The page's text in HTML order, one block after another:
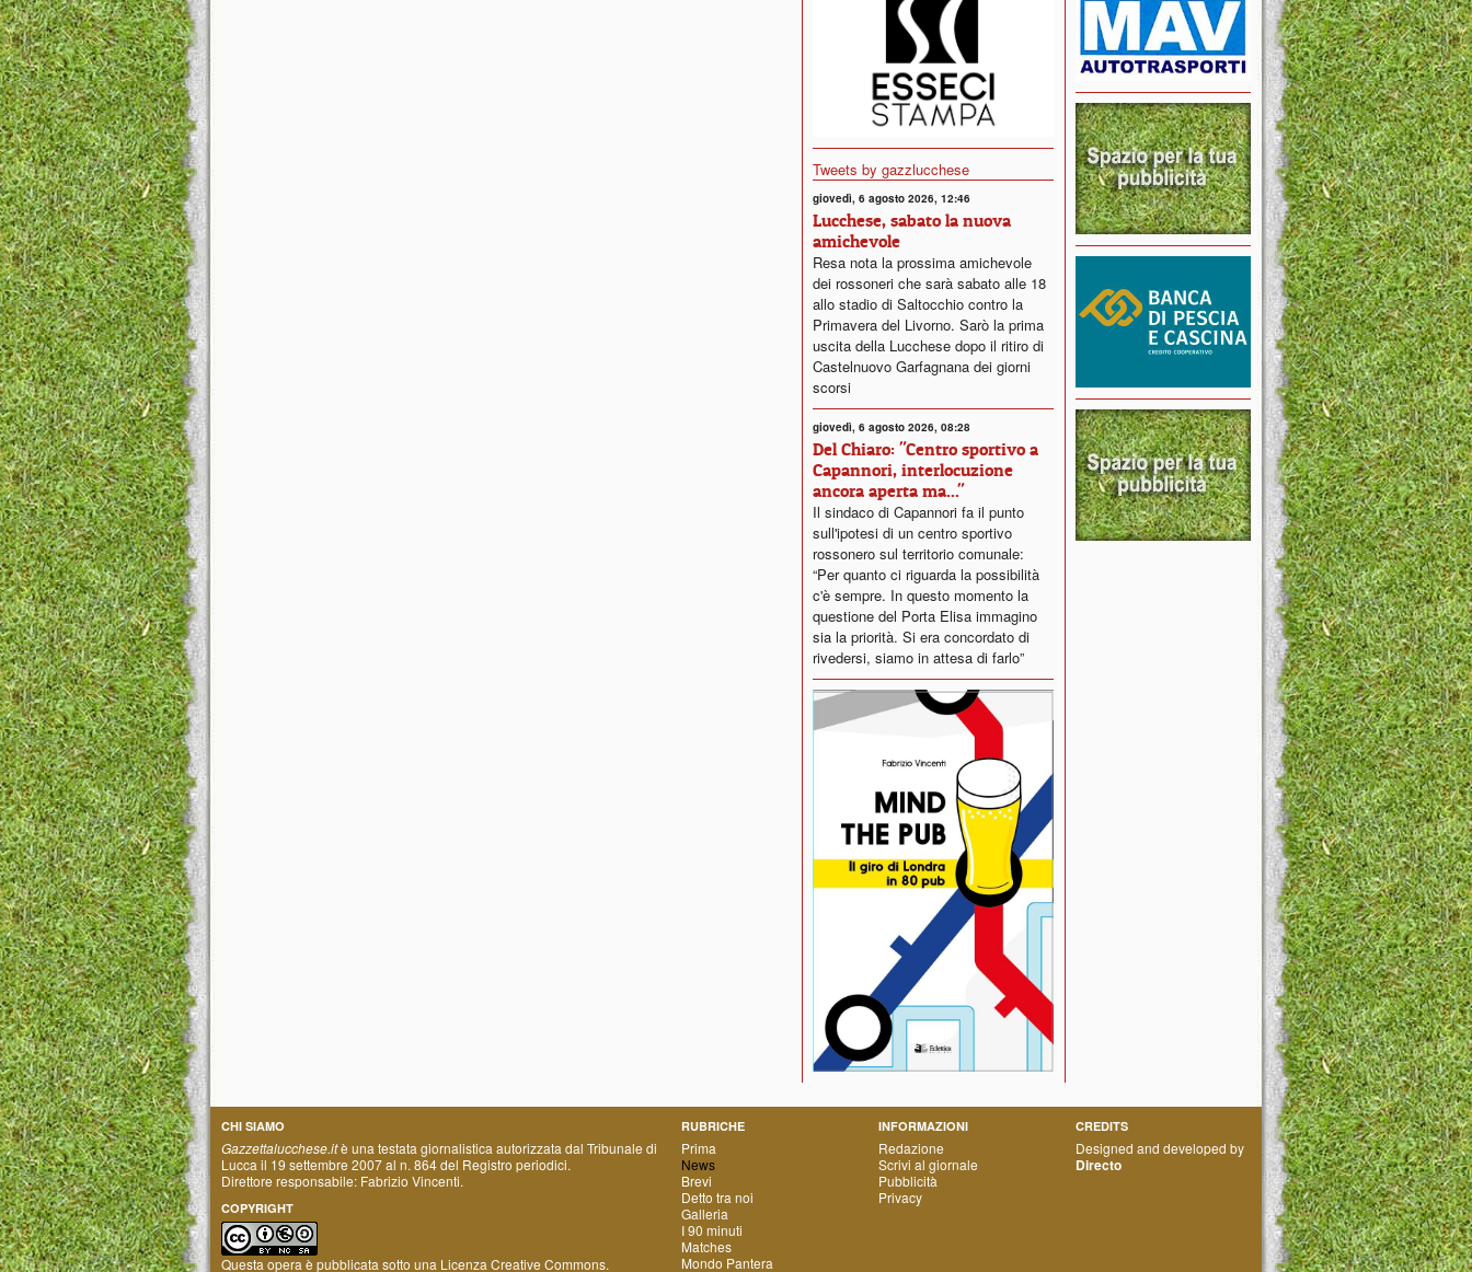
Tweets by gazzlucchese
giovedì, 6 agosto 2026, 12:46
Lucchese, sabato la nuova
amichevole
Resa nota la prossima amichevole
dei rossoneri che sarà sabato alle 18
allo stadio di Saltocchio contro la
Primavera del Livorno. Sarò la prima
uscita della Lucchese dopo il ritiro di
Castelnuovo Garfagnana dei giorni
scorsi
giovedì, 6 agosto 2026, 08:28
Del Chiaro: "Centro sportivo a
Capannori, interlocuzione
ancora aperta ma..."
Il sindaco di Capannori fa il punto
sull'ipotesi di un centro sportivo
rossonero sul territorio comunale:
“Per quanto ci riguarda la possibilità
c'è sempre. In questo momento la
questione del Porta Elisa immagino
sia la priorità. Si era concordato di
rivedersi, siamo in attesa di farlo”
CHI SIAMO
Gazzettalucchese.itè una testata giornalistica autorizzata dal Tribunale di
Lucca il 19 settembre 2007 al n. 864 del Registro periodici.
Direttore responsabile: Fabrizio Vincenti.
COPYRIGHT
Questa opera è pubblicata sotto una Licenza Creative Commons.
RUBRICHE
Prima
News
Brevi
Detto tra noi
Galleria
I 90 minuti
Matches
Mondo Pantera
INFORMAZIONI
Redazione
Scrivi al giornale
Pubblicità
Privacy
CREDITS
Designed and developed by
Directo